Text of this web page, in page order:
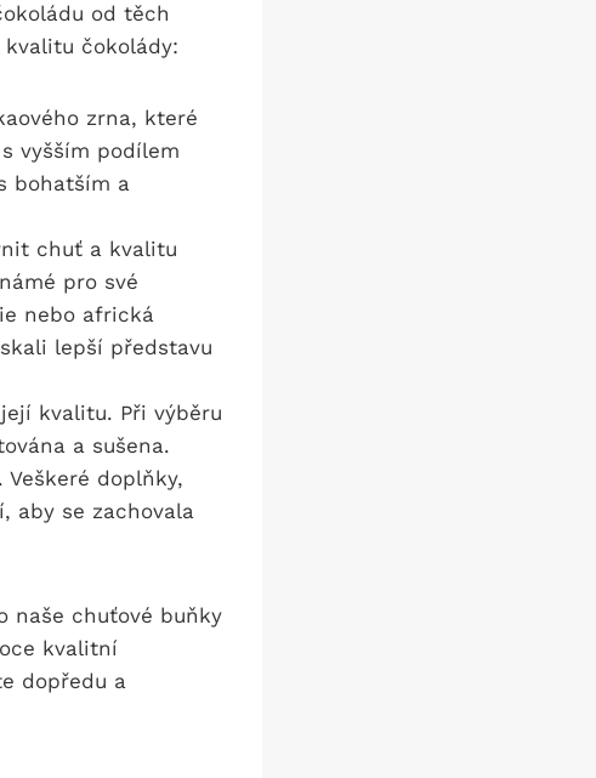
od těch
čokolády:
zrna, které
vyšším podílem
bohatším a
chuť a kvalitu
pro své
nebo africká
lepší představu
kvalitu. Při výběru
a sušena.
doplňky,
aby se zachovala
naše chuťové buňky
kvalitní
dopředu a